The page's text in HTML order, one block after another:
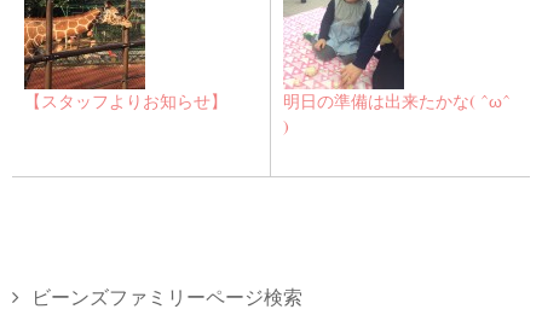
【スタッフよりお知らせ】
明日の準備は出来たかな( ^ω^
)
ビーンズファミリーページ検索